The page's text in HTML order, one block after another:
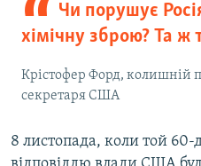
Чи порушує
хімічну зброю? Та ж
Крістофер Форд, колишній
секретаря США
8 листопада, коли той 60-